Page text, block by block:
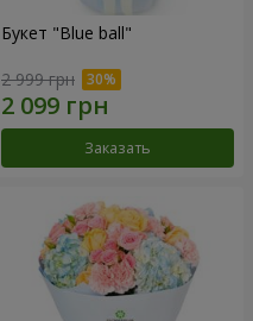
Букет "Blue ball"
2 999 грн
Заказать